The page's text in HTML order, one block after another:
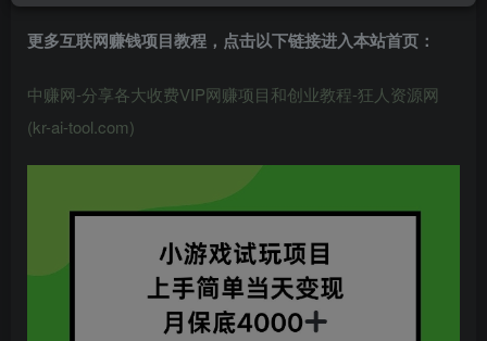
更多互联网赚钱项目教程，点击以下链接进入本站首页 ：
中赚网-分享各大收费VIP网赚项目和创业教程-狂人资源网
(kr-ai-tool.com)